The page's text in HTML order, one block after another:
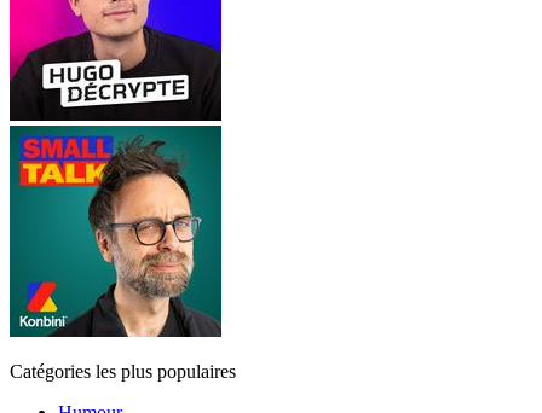
Catégories les plus populaires